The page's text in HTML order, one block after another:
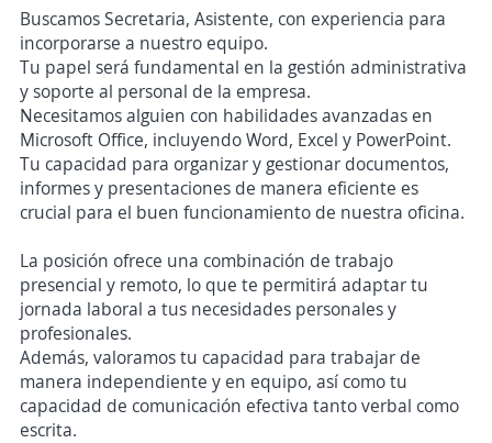
Buscamos Secretaria, Asistente, con experiencia para
incorporarse a nuestro equipo.
Tu papel será fundamental en la gestión administrativa
y soporte al personal de la empresa.
Necesitamos alguien con habilidades avanzadas en
Microsoft Office, incluyendo Word, Excel y PowerPoint.
Tu capacidad para organizar y gestionar documentos,
informes y presentaciones de manera eficiente es
crucial para el buen funcionamiento de nuestra oficina.
La posición ofrece una combinación de trabajo
presencial y remoto, lo que te permitirá adaptar tu
jornada laboral a tus necesidades personales y
profesionales.
Además, valoramos tu capacidad para trabajar de
manera independiente y en equipo, así como tu
capacidad de comunicación efectiva tanto verbal como
escrita.